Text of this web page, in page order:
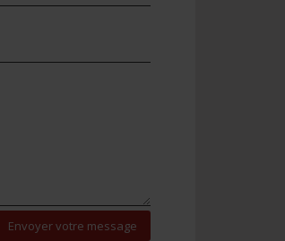
Envoyer votre message